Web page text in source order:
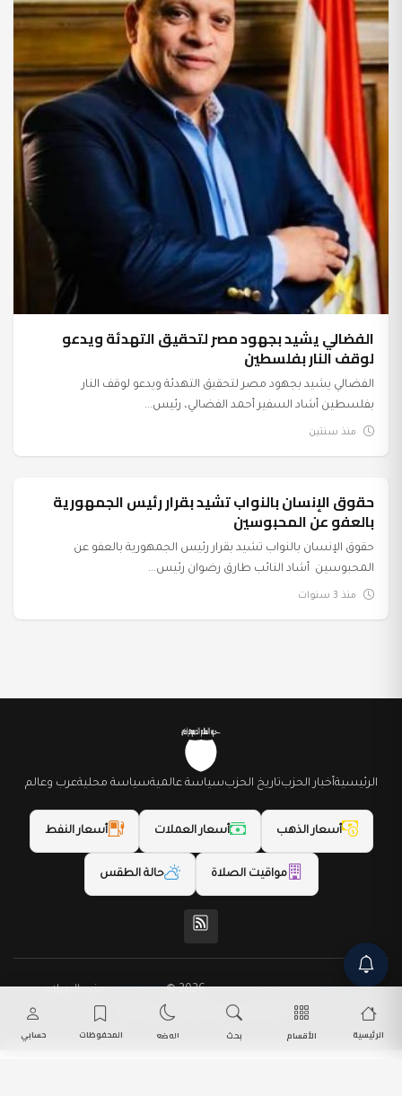
الفضالي يشيد بجهود مصر لتحقيق التهدئة ويدعو
لوقف النار بفلسطين
الفضالي يشيد بجهود مصر لتحقيق التهدئة ويدعو لوقف النار
بفلسطين أشاد السفير أحمد الفضالي، رئيس...
منذ سنتين
السياسة
حقوق الإنسان بالنواب تشيد بقرار رئيس الجمهورية
بالعفو عن المحبوسين
حقوق الإنسان بالنواب تشيد بقرار رئيس الجمهورية بالعفو عن
المحبوسين أشاد النائب طارق رضوان رئيس...
منذ 3 سنوات
الرئيسيةأخبار الحزبتاريخ الحزبسياسة عالميةسياسة محليةعرب وعالم
أسعار الذهب أسعار العملات أسعار النفط
مواقيت الصلاة حالة الطقس
(المظهر) تم تصميمه من قِبل LightWeb2
© 2026 حزب السلام
الديمقراطي. جميع الحقوق محفوظة.
الرئيسية الأقسام بحث الوضع المحفوظات حسابي